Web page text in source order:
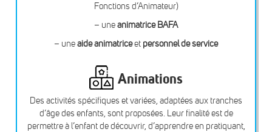
Fonctions d’Animateur)
– uneanimatrice BAFA
– uneaide animatriceet personnel de service
Animations
Des activités spécifiques et variées, adaptées aux tranches
d’âge des enfants, sont proposées. Leur finalité est de
permettre à l’enfant de découvrir, d’apprendre en pratiquant,